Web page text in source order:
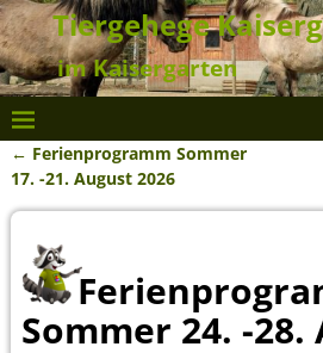
Tiergehege
im Kaisergarten
Artikelnavigation
← Ferienprogramm Sommer
17. -21. August 2026
Sommer 24. -28.